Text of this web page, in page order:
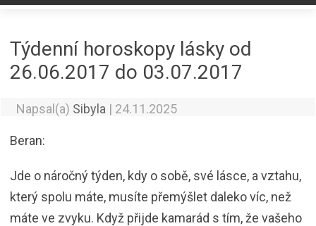
Týdenní horoskopy lásky od
26.06.2017 do 03.07.2017
Napsal(a) Sibyla | 24.11.2025
Beran:
Jde o náročný týden, kdy o sobě, své lásce, a vztahu,
který spolu máte, musíte přemýšlet daleko víc, než
máte ve zvyku. Když přijde kamarád s tím, že vašeho